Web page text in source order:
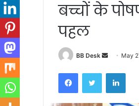
बच्चों के
पहल
BB Desk
d
a
May